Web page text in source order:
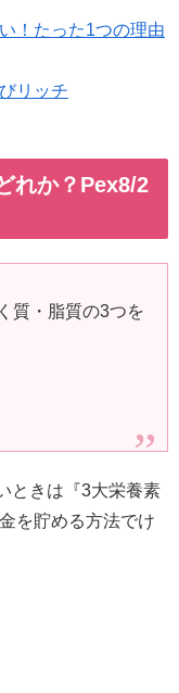
！たった1つの理由
れか？Pex8/2
質・脂質の3つを
ときは『3大栄養素
を貯める方法でけ